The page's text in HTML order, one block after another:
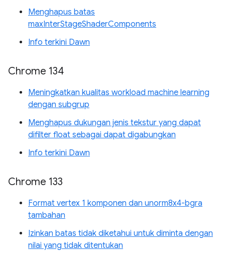
Menghapus batas
maxInterStageShaderComponents
Info terkini Dawn
Chrome 134
Meningkatkan kualitas workload machine learning
dengan subgrup
Menghapus dukungan jenis tekstur yang dapat
difilter float sebagai dapat digabungkan
Info terkini Dawn
Chrome 133
Format vertex 1 komponen dan unorm8x4-bgra
tambahan
Izinkan batas tidak diketahui untuk diminta dengan
nilai yang tidak ditentukan